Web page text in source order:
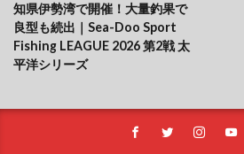
知県伊勢湾で開催！大量釣果で
良型も続出｜Sea-Doo Sport
Fishing LEAGUE 2026 第2戦 太
平洋シリーズ